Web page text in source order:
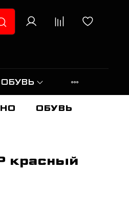
ОБУВЬ
ОБУВЬ
красный